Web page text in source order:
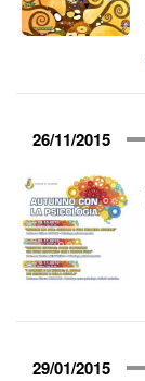
26/11/2015
29/01/2015